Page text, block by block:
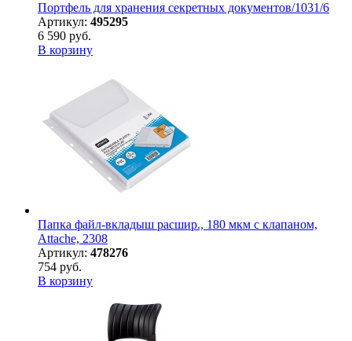
Портфель для хранения секретных документов/1031/6
Артикул: 495295
6 590 руб.
В корзину
Папка файл-вкладыш расшир., 180 мкм с клапаном,
Attache, 2308
Артикул: 478276
754 руб.
В корзину